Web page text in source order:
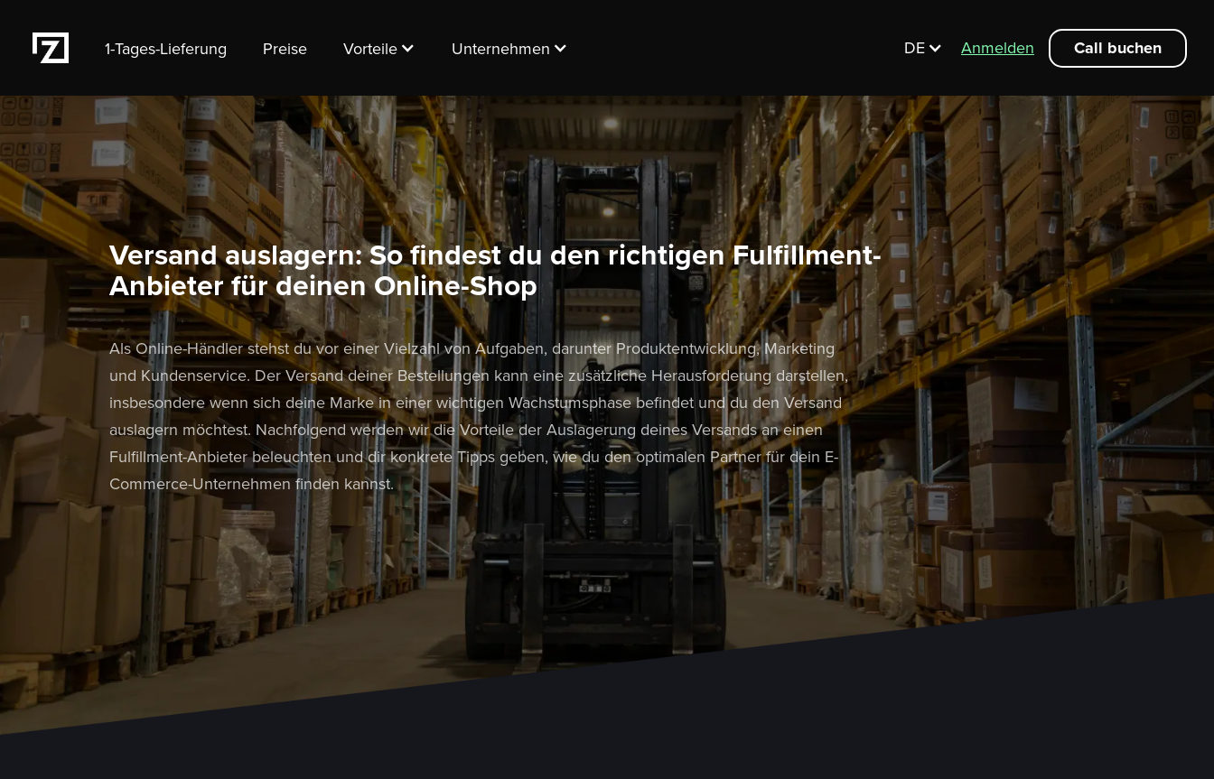
1-Tages-Lieferung Preise Vorteile Unternehmen DE Anmelden Call buchen
Versand auslagern: So findest du den richtigen Fulfillment-
Anbieter für deinen Online-Shop
Als Online-Händler stehst du vor einer Vielzahl von Aufgaben, darunter Produktentwicklung, Marketing
und Kundenservice. Der Versand deiner Bestellungen kann eine zusätzliche Herausforderung darstellen,
insbesondere wenn sich deine Marke in einer wichtigen Wachstumsphase befindet und du den Versand
auslagern möchtest. Nachfolgend werden wir die Vorteile der Auslagerung deines Versands an einen
Fulfillment-Anbieter beleuchten und dir konkrete Tipps geben, wie du den optimalen Partner für dein E-
Commerce-Unternehmen finden kannst.